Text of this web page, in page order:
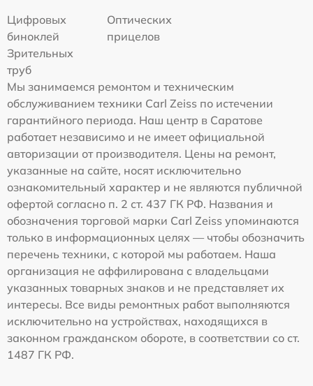
Цифровых
биноклей
Оптических
прицелов
Зрительных
труб
Мы занимаемся ремонтом и техническим
обслуживанием техники Carl Zeiss по истечении
гарантийного периода. Наш центр в Саратове
работает независимо и не имеет официальной
авторизации от производителя. Цены на ремонт,
указанные на сайте, носят исключительно
ознакомительный характер и не являются публичной
офертой согласно п. 2 ст. 437 ГК РФ. Названия и
обозначения торговой марки Carl Zeiss упоминаются
только в информационных целях — чтобы обозначить
перечень техники, с которой мы работаем. Наша
организация не аффилирована с владельцами
указанных товарных знаков и не представляет их
интересы. Все виды ремонтных работ выполняются
исключительно на устройствах, находящихся в
законном гражданском обороте, в соответствии со ст.
1487 ГК РФ.